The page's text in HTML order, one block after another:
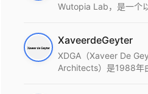
Wutopia Lab，是一个
统这种新的思维范式为
和生活性为介入设计的
工具，从而推动建筑学
XaveerdeGeyter
XDGA（Xaveer De
Architects）是1988年